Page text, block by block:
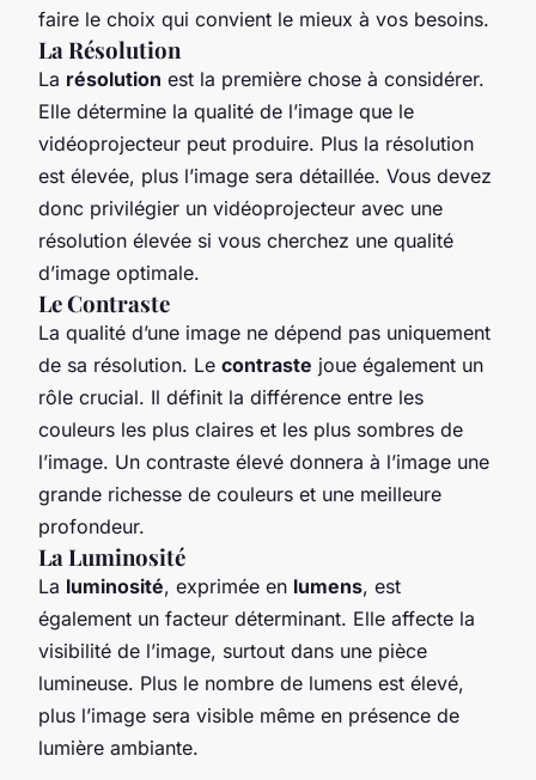
faire le choix qui convient le mieux à vos besoins.
La Résolution
La résolution est la première chose à considérer.
Elle détermine la qualité de l’image que le
vidéoprojecteur peut produire. Plus la résolution
est élevée, plus l’image sera détaillée. Vous devez
donc privilégier un vidéoprojecteur avec une
résolution élevée si vous cherchez une qualité
d’image optimale.
Le Contraste
La qualité d’une image ne dépend pas uniquement
de sa résolution. Le contraste joue également un
rôle crucial. Il définit la différence entre les
couleurs les plus claires et les plus sombres de
l’image. Un contraste élevé donnera à l’image une
grande richesse de couleurs et une meilleure
profondeur.
La Luminosité
La luminosité, exprimée en lumens, est
également un facteur déterminant. Elle affecte la
visibilité de l’image, surtout dans une pièce
lumineuse. Plus le nombre de lumens est élevé,
plus l’image sera visible même en présence de
lumière ambiante.